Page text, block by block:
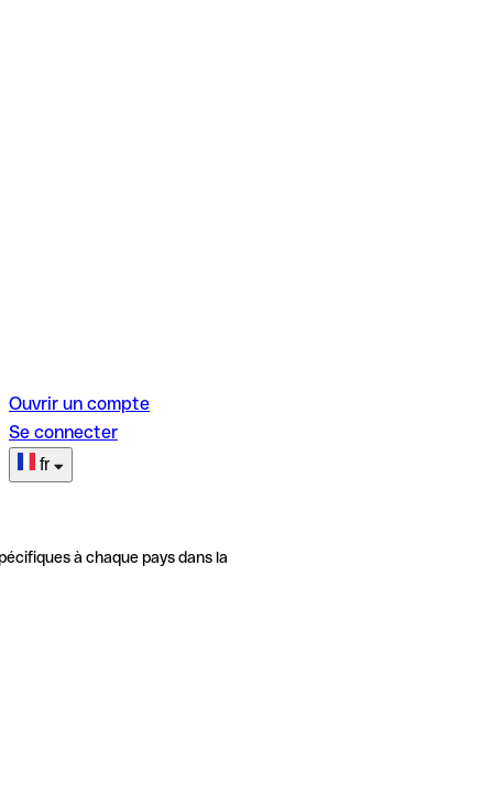
Ouvrir un compte
Se connecter
fr
à chaque pays dans la